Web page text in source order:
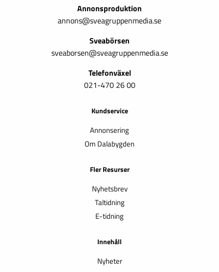
Annonsproduktion
annons@sveagruppenmedia.se
Sveabörsen
sveaborsen@sveagruppenmedia.se
Telefonväxel
021-470 26 00
Kundservice
Annonsering
Om Dalabygden
Fler Resurser
Nyhetsbrev
Taltidning
E-tidning
Innehåll
Nyheter